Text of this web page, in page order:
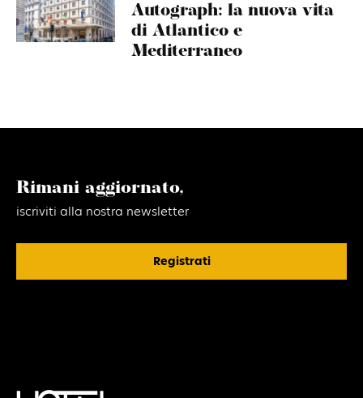
Autograph: la nuova vita
di Atlantico e
Mediterraneo
Rimani aggiornato,
iscriviti alla nostra newsletter
Registrati